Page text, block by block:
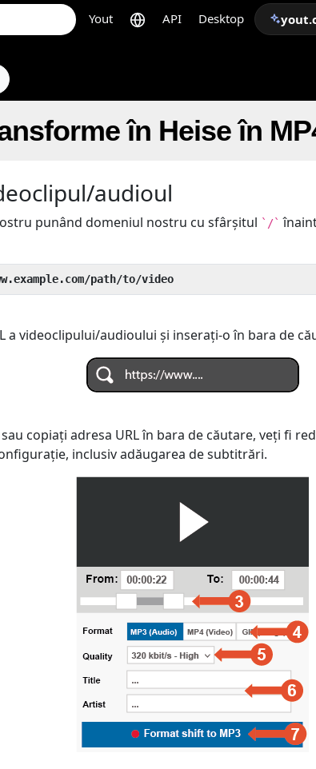
Yout API Desktop
în Heise în
audioul
punând domeniul nostru cu sfârșitul `/`
path/to/video
a videoclipului/audioului și inserați-o în bara de
copiați adresa URL în bara de căutare, veți fi
inclusiv adăugarea de subtitrări.